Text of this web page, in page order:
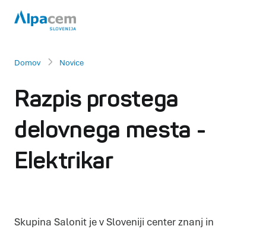
Domov Novice
Razpis prostega
delovnega mesta -
Elektrikar
Skupina Salonit je v Sloveniji center znanj in